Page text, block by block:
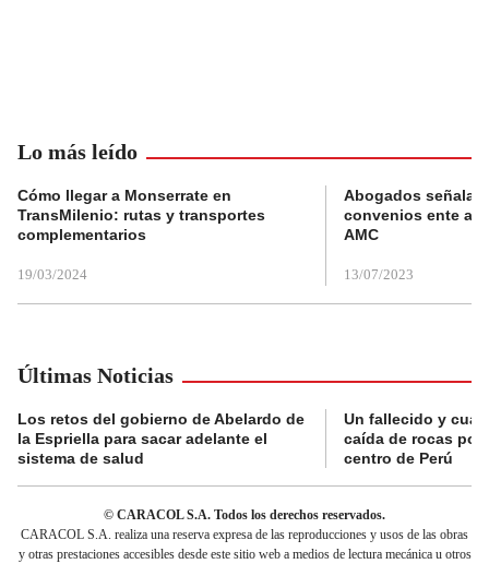
Lo más leído
Cómo llegar a Monserrate en
TransMilenio: rutas y transportes
complementarios
19/03/2024
Abogados
convenios ente
AMC
13/07/2023
Últimas Noticias
Los retos del gobierno de Abelardo de
la Espriella para sacar adelante el
sistema de salud
Un fallecido y
caída de rocas por
centro de Perú
© CARACOL S.A. Todos los derechos reservados.
CARACOL S.A. realiza una reserva expresa de las reproducciones y usos de las obras
y otras prestaciones accesibles desde este sitio web a medios de lectura mecánica u otros